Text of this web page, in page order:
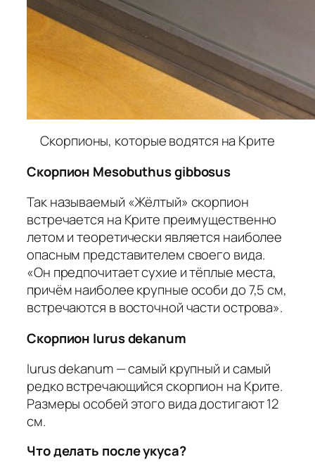
Скорпионы, которые водятся на Крите
Скорпион Mesobuthus gibbosus
Так называемый «Жёлтый» скорпион
встречается на Крите преимущественно
летом и теоретически является наиболее
опасным представителем своего вида.
«Он предпочитает сухие и тёплые места,
причём наиболее крупные особи до 7,5 см,
встречаются в восточной части острова».
Скорпион Iurus dekanum
Iurus dekanum — самый крупный и самый
редко встречающийся скорпион на Крите.
Размеры особей этого вида достигают 12
см.
Что делать после укуса?